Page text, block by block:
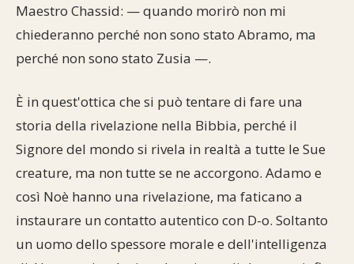
Maestro Chassid: — quando morirò non mi
chiederanno perché non sono stato Abramo, ma
perché non sono stato Zusia —.
È in quest'ottica che si può tentare di fare una
storia della rivelazione nella Bibbia, perché il
Signore del mondo si rivela in realtà a tutte le Sue
creature, ma non tutte se ne accorgono. Adamo e
così Noè hanno una rivelazione, ma faticano a
instaurare un contatto autentico con D-o. Soltanto
un uomo dello spessore morale e dell'intelligenza